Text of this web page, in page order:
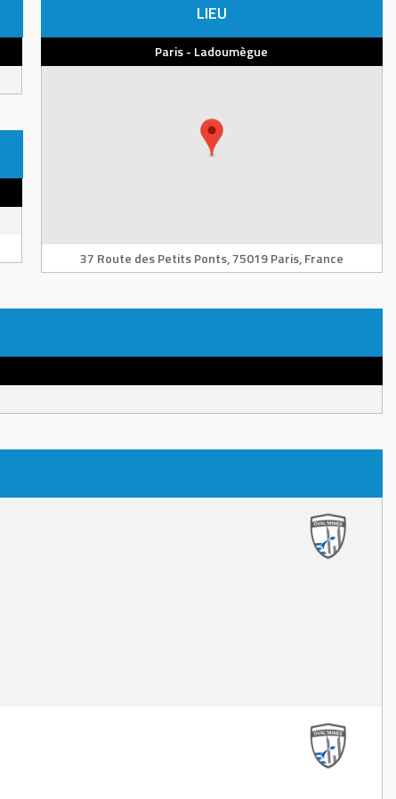
LIEU
Paris - Ladoumègue
37 Route des Petits Ponts, 75019 Paris, France